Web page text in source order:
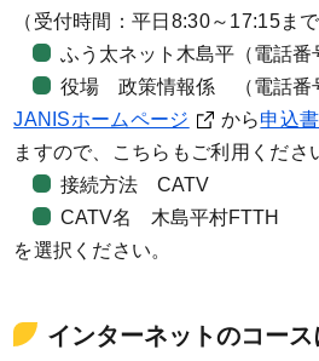
（受付時間：平日8:30～17:15まで
ふう太ネット木島平（電話
役場 政策情報係 （電話番
JANISホームページ
から申込
ますので、こちらもご利用くださ
接続方法 CATV
CATV名 木島平村FTTH
を選択ください。
インターネットのコー